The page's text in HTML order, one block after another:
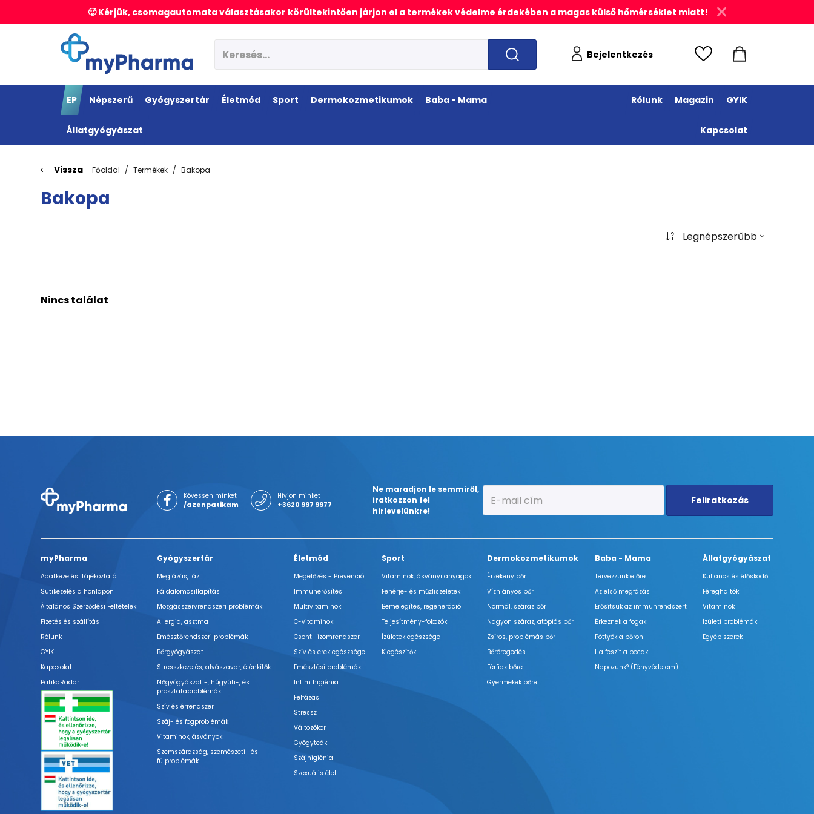
🥵 Kérjük, csomagautomata választásakor körültekintően járjon el a termékek védelme érdekében a magas külső hőmérséklet miatt!
Bejelentkezés
EP Népszerű Gyógyszertár Életmód Sport Dermokozmetikumok Baba - Mama
Állatgyógyászat
Rólunk Magazin GYIK
Kapcsolat
Vissza Főoldal Termékek Bakopa
Bakopa
Legnépszerűbb
Nincs találat
Kövessen minket
/azenpatikam
Hívjon minket
+3620 997 9977
Ne maradjon le semmiről,
iratkozzon fel
hírlevelünkre!
Feliratkozás
myPharma
Adatkezelési tájékoztató
Sütikezelés a honlapon
Általános Szerződési Feltételek
Fizetés és szállítás
Rólunk
GYIK
Kapcsolat
PatikaRadar
Gyógyszertár
Megfázás, láz
Fájdalomcsillapítás
Mozgásszervrendszeri problémák
Allergia, asztma
Emésztőrendszeri problémák
Bőrgyógyászat
Stresszkezelés, alvászavar, élénkítők
Nőgyógyászati-, húgyúti-, és
prosztataproblémák
Szív és érrendszer
Száj- és fogproblémák
Vitaminok, ásványok
Szemszárazság, szemészeti- és
fülproblémák
Életmód
Megelőzés - Prevenció
Immunerősítés
Multivitaminok
C-vitaminok
Csont- izomrendszer
Szív és erek egészsége
Emésztési problémák
Intim higiénia
Felfázás
Stressz
Változókor
Gyógyteák
Szájhigiénia
Szexuális élet
Sport
Vitaminok, ásványi anyagok
Fehérje- és műzliszeletek
Bemelegítés, regeneráció
Teljesítmény-fokozók
Ízületek egészsége
Kiegészítők
Dermokozmetikumok
Érzékeny bőr
Vízhiányos bőr
Normál, száraz bőr
Nagyon száraz, atópiás bőr
Zsíros, problémás bőr
Bőröregedés
Férfiak bőre
Gyermekek bőre
Baba - Mama
Tervezzünk előre
Az első megfázás
Erősítsük az immunrendszert
Érkeznek a fogak
Pöttyök a bőron
Ha feszít a pocak
Napozunk? (Fényvédelem)
Állatgyógyászat
Kullancs és élősködő
Féreghajtók
Vitaminok
Ízületi problémák
Egyéb szerek